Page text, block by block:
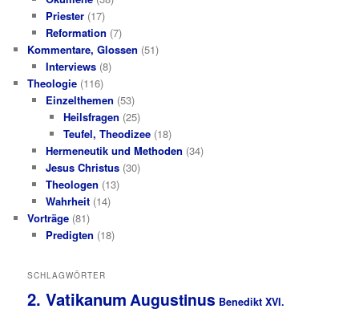
Priester(17)
Reformation (7)
Kommentare, Glossen (51)
Interviews(8)
Theologie (116)
Einzelthemen (53)
Heilsfragen (25)
Teufel, Theodizee (18)
Hermeneutik und Methoden (34)
Jesus Christus(30)
Theologen (13)
Wahrheit(14)
Vorträge (81)
Predigten (18)
SCHLAGWÖRTER
2. VatikanumAugustinus Benedikt XVI.